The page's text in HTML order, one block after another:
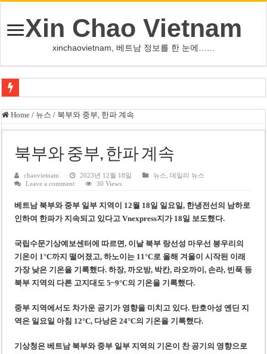
Xin Chao Vietnam
xinchaovietnam, 베트남 정보를 한 눈에……
오덕 목사, 32년 베트남 삶 담은 첫 디카시집 ‘한 컷의 서정’ 출간
베트남 화학·플라스틱 기업 납세 상위 10곳 공개…절반은 국영기업
MWG 대표 “올해 이익 목표 9조2천억동, 2~3개월 조기 달성 자신”
미화원 쪽방 휴게실 논란…허리도 못 펴는 열악한 환경
호찌민시, 올해 국경절 연휴 5일 연속 휴무 확정… 8월 29일~9월 2일
호찌민 Đá Đỏ 수로 정비 사업, 2026년 말 완공 목표
미 국방부, 육군 참모총장 임명 난항
Home / 뉴스 / 북부와 중부, 한파 계속
북부와 중부, 한파 계속
chaovietnam 2023년 12월 18일 뉴스 ,데일리 뉴스
Leave a comment
30 Views
베트남 북부와 중부 일부 지역이 12월 18일 일요일, 한냉전선의 남하로
인하여 한파가 지속되고 있다고 Vnexpress지가 18일 보도했다.
국립수문기상예보센터에 따르면, 이날 북부 랑선성 마우선 봉우리의
기온이 1°C까지 떨어졌고, 하노이는 11°C로 올해 겨울이 시작된 이래
가장 낮은 기온을 기록했다. 하장, 까오방, 박칸, 라오까이, 손라, 빈푹 등
북부 지역의 다른 고지대도 5~9°C의 기온을 기록했다.
중부 지역에서도 차가운 공기가 영향을 미치고 있다. 탄호아성 옌딘 지
역은 일요일 아침 12°C, 다낭은 24°C의 기온을 기록했다.
기상청은 베트남 북부와 중부 일부 지역의 기온이 찬 공기의 영향으로